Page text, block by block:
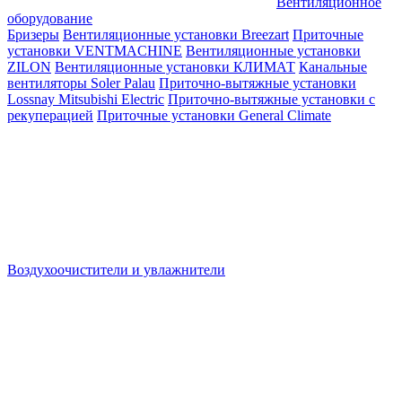
оборудование
Бризеры Вентиляционные установки Breezart Приточные
установки VENTMACHINE Вентиляционные установки
ZILON Вентиляционные установки КЛИМАТ Канальные
вентиляторы Soler Palau Приточно-вытяжные установки
Lossnay Mitsubishi Electric Приточно-вытяжные установки с
рекуперацией Приточные установки General Climate
Воздухоочистители и увлажнители